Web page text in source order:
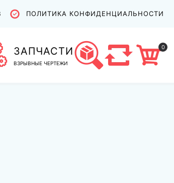
ПОЛИТИКА КОНФИДЕНЦИАЛЬНОСТИ
ЗАПЧАСТИ
ВЗРЫВНЫЕ ЧЕРТЕЖИ
0